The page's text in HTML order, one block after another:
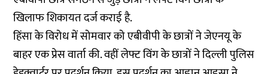
खिलाफ शिकायत दर्ज कराई है.
हिंसा के विरोध में सोमवार को एबीवीपी के छात्रों ने जेएनयू के
बाहर एक प्रेस वार्ता की. वहीं लेफ्ट विंग के छात्रों ने दिल्ली पुलिस